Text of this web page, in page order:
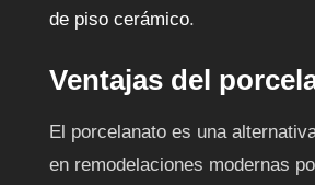
de piso cerámico.
Ventajas del
El porcelanato es una
en remodelaciones modernas